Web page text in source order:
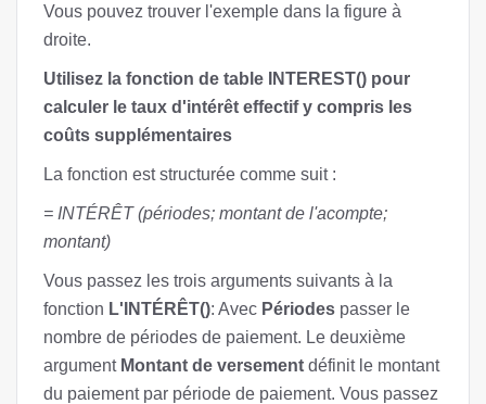
Vous pouvez trouver l'exemple dans la figure à
droite.
Utilisez la fonction de table INTEREST() pour
calculer le taux d'intérêt effectif y compris les
coûts supplémentaires
La fonction est structurée comme suit :
= INTÉRÊT (périodes; montant de l'acompte;
montant)
Vous passez les trois arguments suivants à la
fonction L'INTÉRÊT(): Avec Périodes passer le
nombre de périodes de paiement. Le deuxième
argument Montant de versement définit le montant
du paiement par période de paiement. Vous passez